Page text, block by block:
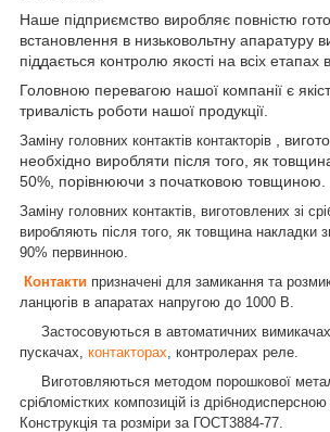
Наше підприємство виробляє повністю
встановлення в низьковольтну апаратуру
піддається контролю якості на всіх етапах
Головною перевагою нашої компанії є
тривалість роботи нашої продукції.
Заміну головних контактів контакторів
,
необхідно виробляти після того, як
50%, порівнюючи з початковою товщиною.
Заміну головних контактів, виготовлених зі
виробляють після того, як товщина накладки
90% первинною.
Контакти призначені для замикання та
ланцюгів в апаратах напругою до 1000 В.
Застосовуються в автоматичних
пускачах, контакторах , контролерах реле.
Виготовляються методом порошкової
срібломістких композицій із
Конструкція та розміри за ГОСТ3884-77.